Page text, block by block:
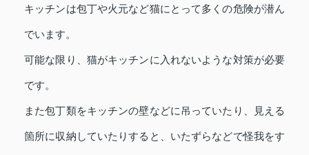
キッチンは包丁や火元など猫にとって多くの危険が潜ん
でいます。
可能な限り、猫がキッチンに入れないような対策が必要
です。
また包丁類をキッチンの壁などに吊っていたり、見える
箇所に収納していたりすると、いたずらなどで怪我をす